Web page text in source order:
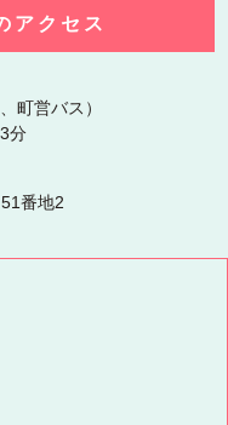
アクセス
町営バス）
分
番地2